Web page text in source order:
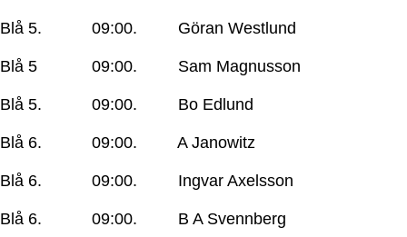
Blå 5. 09:00. Göran Westlund
Blå 5 09:00. Sam Magnusson
Blå 5. 09:00. Bo Edlund
Blå 6. 09:00. A Janowitz
Blå 6. 09:00. Ingvar Axelsson
Blå 6. 09:00. B A Svennberg